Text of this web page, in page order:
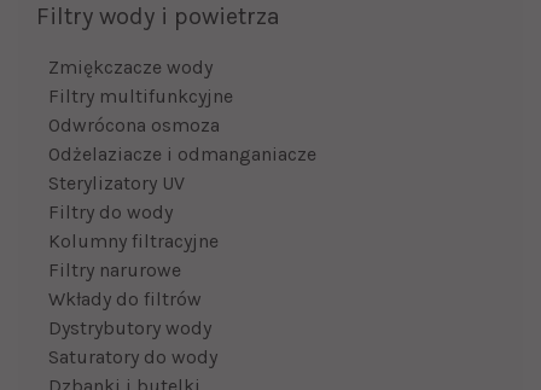
Filtry wody i powietrza
Zmiękczacze wody
Filtry multifunkcyjne
Odwrócona osmoza
Odżelaziacze i odmanganiacze
Sterylizatory UV
Filtry do wody
Kolumny filtracyjne
Filtry narurowe
Wkłady do filtrów
Dystrybutory wody
Saturatory do wody
Dzbanki i butelki